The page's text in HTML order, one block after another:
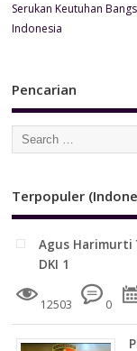
Serukan Keutuhan
Indonesia
Pencarian
Terpopuler
Agus Harimurti
DKI 1
12503 0